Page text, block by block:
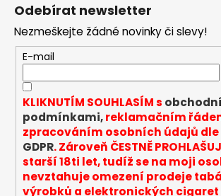
HLEDAT
D
p
Odebírat newsletter
Nezmeškejte žádné novinky či slevy!
E-mail
KLIKNUTÍM SOUHLASÍM s
podmínkami,reklamačním
zpracováním osobních údajů dle
GDPR. Zároveň ČESTNĚ
starší 18ti let, tudíž se na moji
nevztahuje omezení prodeje
výrobků a elektronických cigaret